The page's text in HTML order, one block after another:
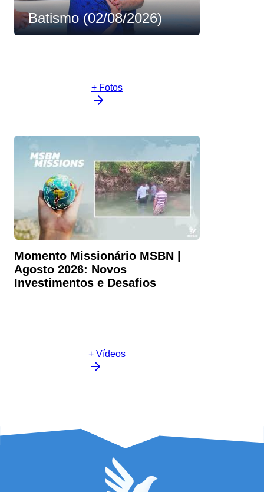
Batismo (02/08/2026)
+ Fotos
Momento Missionário MSBN |
Agosto 2026: Novos
Investimentos e Desafios
+ Vídeos